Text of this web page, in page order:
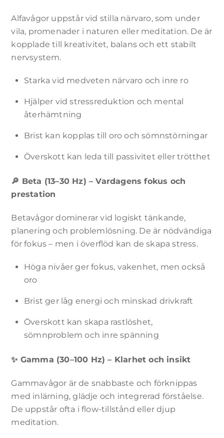
Alfavågor uppstår vid stilla närvaro, som under
vila, promenader i naturen eller meditation. De är
kopplade till kreativitet, balans och ett stabilt
nervsystem.
Starka vid medveten närvaro och inre ro
Hjälper vid stressreduktion och mental
återhämtning
Brist kan kopplas till oro och sömnstörningar
Överskott kan leda till passivitet eller trötthet
🔎 Beta (13–30 Hz) – Vardagens fokus och
prestation
Betavågor dominerar vid logiskt tänkande,
planering och problemlösning. De är nödvändiga
för fokus – men i överflöd kan de skapa stress.
Höga nivåer ger fokus, vakenhet, men också
oro
Brist ger låg energi och minskad drivkraft
Överskott kan skapa rastlöshet,
sömnproblem och inre spänning
✨Gamma (30–100 Hz) – Klarhet och insikt
Gammavågor är de snabbaste och förknippas
med inlärning, glädje och integrerad förståelse.
De uppstår ofta i flow-tillstånd eller djup
meditation.
Upplevelse
För att vår
webbplats
ska fungera
besök. Om
dessa
funktioner
webbplatsen
försvinna.
Genom att dela
dina intressen
och ditt beteende
när du besöker
ökar du chansen
och erbjudanden.